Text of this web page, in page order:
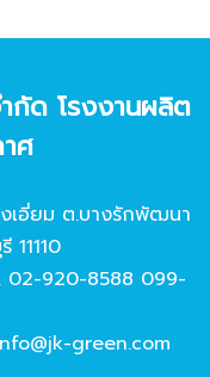
กัด โรงงานผลิต
ศ
เอี่ยม ต.บางรักพัฒนา
11110
02-920-8588 099-
green.com